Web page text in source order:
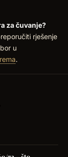
za čuvanje?
rješenje
u
.